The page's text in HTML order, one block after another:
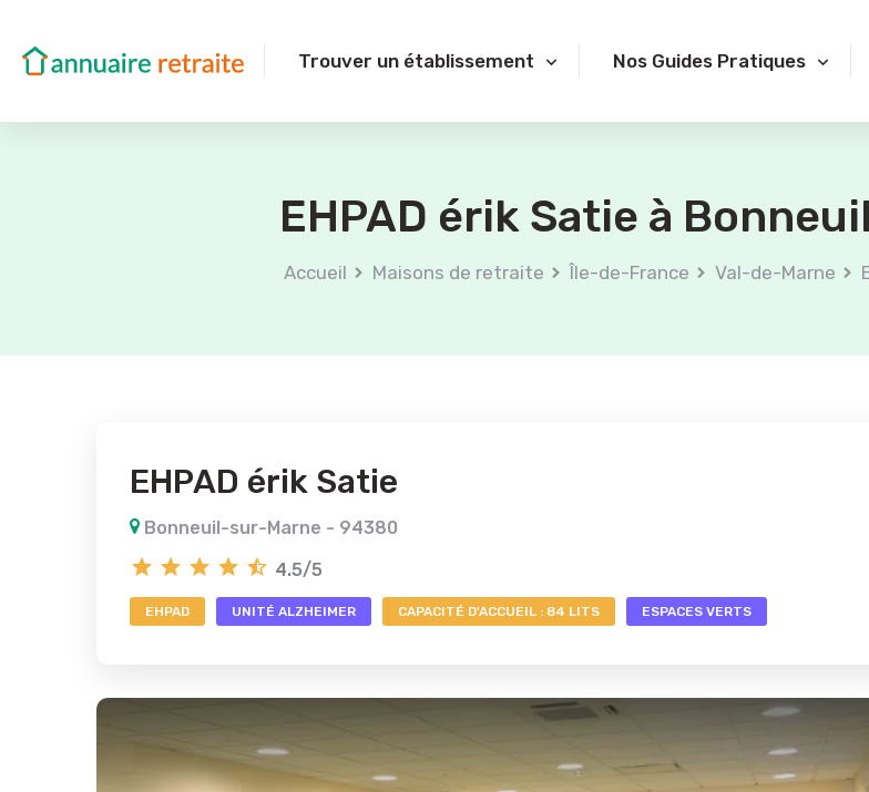
Trouver un établissement Nos Guides Pratiques
EHPAD érik Satie à
Accueil Maisons de retraite Île-de-France Val-de-Marne
EHPAD érik Satie
Bonneuil-sur-Marne - 94380
4.5/5
EHPAD UNITÉ ALZHEIMER CAPACITÉ D'ACCUEIL : 84 LITS ESPACES VERTS